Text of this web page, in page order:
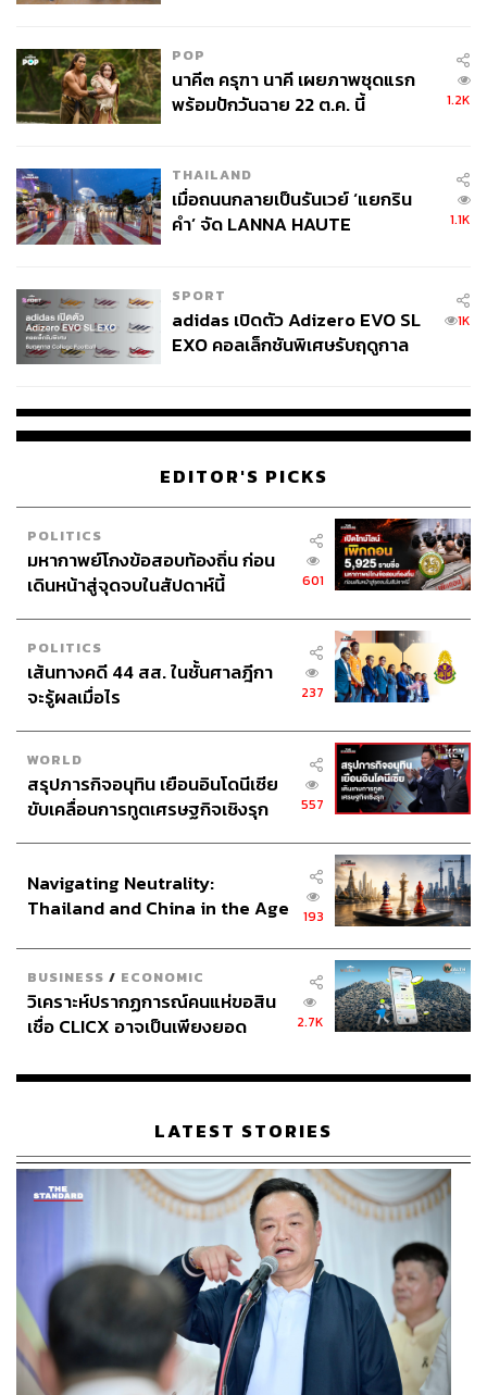
TAGS: Originals Golf Adidas รองเท้า
กีฬากอล์ฟ
ABOUT THE AUTHOR
โปรดิวเซอร์ คอลัมนิสต์ และบรรณาธิการ ผู้
สงบของการอ่านหนังสือเงียบๆ
POP
นาคี๓ ครุฑา นาคี เผยภาพชุดแรก
พร้อมปักวันฉาย 22 ต.ค. นี้
1.2K
THAILAND
เมื่อถนนกลายเป็นรันเวย์ ‘แยกริน
คำ’ จัด LANNA HAUTE
1.1K
SPORT
adidas เปิดตัว Adizero EVO SL
EXO คอลเล็กชันพิเศษรับฤดูกาล
1K
EDITOR'S PICKS
POLITICS
มหากาพย์โกงข้อสอบท้องถิ่น ก่อน
เดินหน้าสู่จุดจบในสัปดาห์นี้
601
POLITICS
เส้นทางคดี 44 สส. ในชั้นศาลฎีกา
จะรู้ผลเมื่อไร
237
WORLD
สรุปภารกิจอนุทิน เยือนอินโดนีเซีย
ขับเคลื่อนการทูตเศรษฐกิจเชิงรุก
557
Navigating Neutrality:
Thailand and China in the Age
193
BUSINESS / ECONOMIC
วิเคราะห์ปรากฏการณ์คนแห่ขอสิน
เชื่อ CLICX อาจเป็นเพียงยอด
เรือนไทยที่ถูกซุกไว้
2.7K
LATEST STORIES